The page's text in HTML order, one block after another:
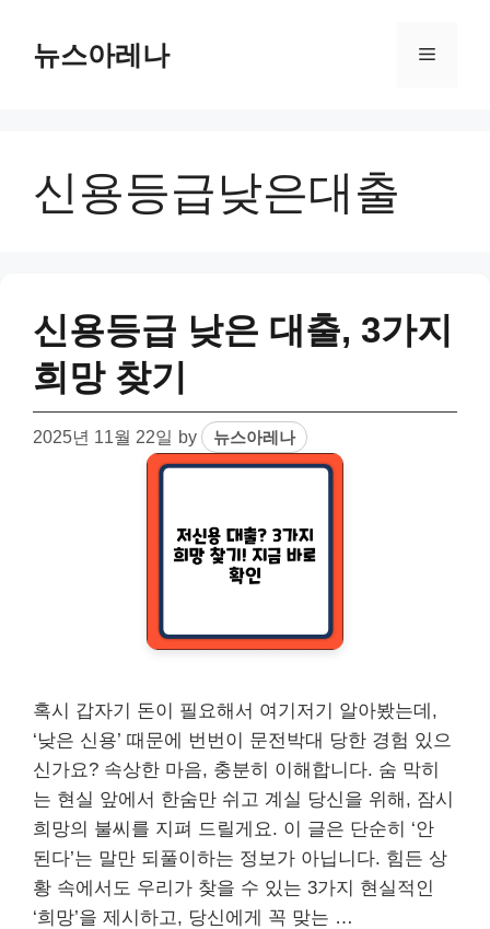
content뉴스아레나 Menu
신용등급낮은대출
신용등급 낮은 대출, 3가지
희망 찾기
2025년 11월 22일 by 뉴스아레나
혹시 갑자기 돈이 필요해서 여기저기 알아봤는데,
‘낮은 신용’ 때문에 번번이 문전박대 당한 경험 있으
신가요? 속상한 마음, 충분히 이해합니다. 숨 막히
는 현실 앞에서 한숨만 쉬고 계실 당신을 위해, 잠시
희망의 불씨를 지펴 드릴게요. 이 글은 단순히 ‘안
된다’는 말만 되풀이하는 정보가 아닙니다. 힘든 상
황 속에서도 우리가 찾을 수 있는 3가지 현실적인
‘희망’을 제시하고, 당신에게 꼭 맞는 …